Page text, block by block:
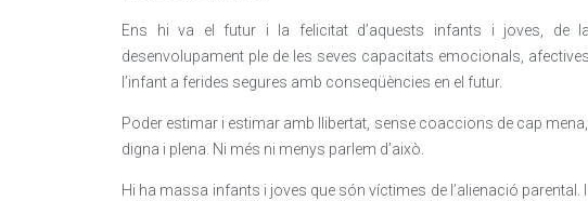
Ens hi va el futur i la felicitat d’aquests infants i joves, de
desenvolupament ple de les seves capacitats emocionals,
l’infant a ferides segures amb conseqüències en el futur.
Poder estimar i estimar amb llibertat, sense coaccions de cap
digna i plena. Ni més ni menys parlem d’això.
Hi ha massa infants i joves que són víctimes de l’alienació